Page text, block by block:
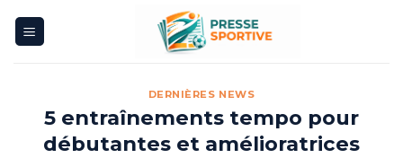
DERNIÈRES NEWS
5 entraînements tempo pour
débutantes et amélioratrices